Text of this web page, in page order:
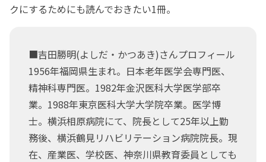
クにするためにも読んでおきたい1冊。
■吉田勝明(よしだ・かつあき)さんプロフィール
1956年福岡県生まれ。日本老年医学会専門医、
精神科専門医。1982年金沢医科大学医学部卒
業。1988年東京医科大学大学院卒業。医学博
士。横浜相原病院にて、院長として25年以上勤
務後、横浜鶴見リハビリテーション病院院長。現
在、産業医、学校医、神奈川県教育委員としても